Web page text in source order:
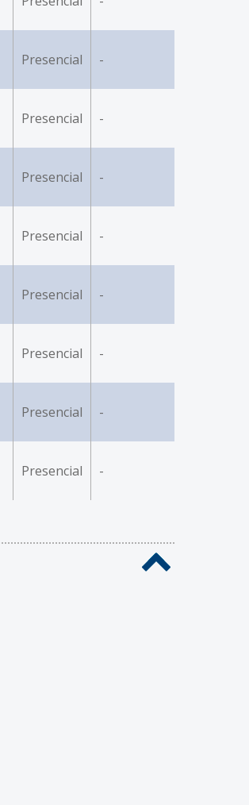
Presencial -
Presencial -
Presencial -
Presencial -
Presencial -
Presencial -
Presencial -
Presencial -